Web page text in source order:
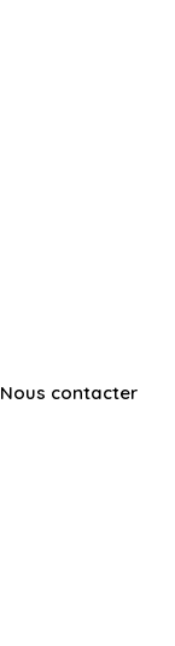
Nous contacter